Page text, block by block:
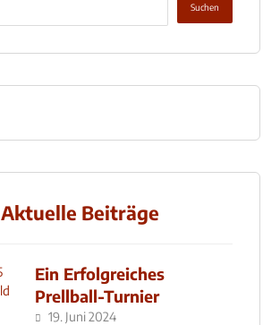
Aktuelle Beiträge
Ein Erfolgreiches
Prellball-Turnier
19. Juni 2024